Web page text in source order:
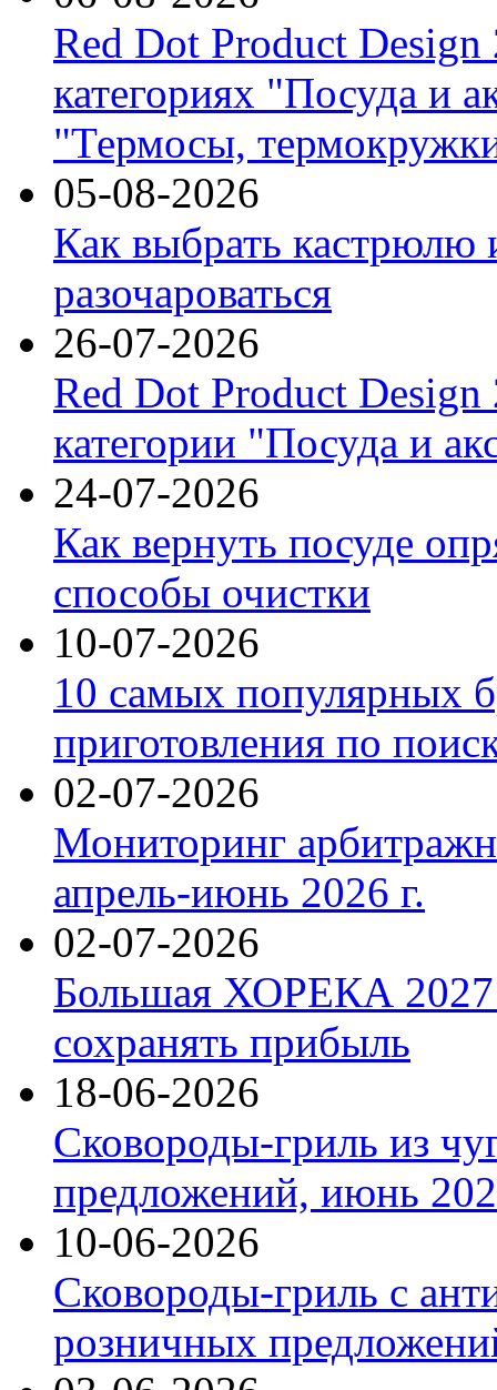
Red Dot Product Design
категориях "Посуда и
"Термосы,
05-08-2026
Как выбрать кастрюлю
разочароваться
26-07-2026
Red Dot Product Design
категории "Посуда и
24-07-2026
Как вернуть посуде
способы очистки
10-07-2026
10 самых популярных
приготовления по
02-07-2026
Мониторинг
апрель-июнь 2026 г.
02-07-2026
Большая ХОРЕКА 2027:
сохранять прибыль
18-06-2026
Сковороды-гриль из
предложений, июнь
10-06-2026
Сковороды-гриль с
розничных